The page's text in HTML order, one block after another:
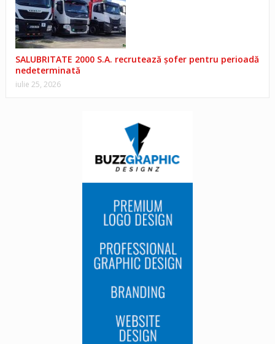
SALUBRITATE 2000 S.A. recrutează șofer pentru perioadă
nedeterminată
iulie 25, 2026